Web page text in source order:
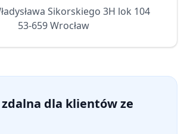
Sikorskiego 3H lok 104
53-659 Wrocław
zdalna dla klientów ze